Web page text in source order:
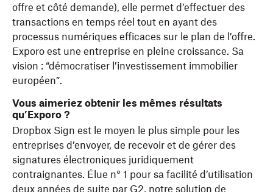
offre et côté demande), elle permet d’effectuer des
transactions en temps réel tout en ayant des
processus numériques efficaces sur le plan de l’offre.
Exporo est une entreprise en pleine croissance. Sa
vision : “démocratiser l’investissement immobilier
européen”.
Vous aimeriez obtenir les mêmes résultats
qu’Exporo ?
Dropbox Sign est le moyen le plus simple pour les
entreprises d’envoyer, de recevoir et de gérer des
signatures électroniques juridiquement
contraignantes. Élue n° 1 pour sa facilité d’utilisation
deux années de suite par G2, notre solution de